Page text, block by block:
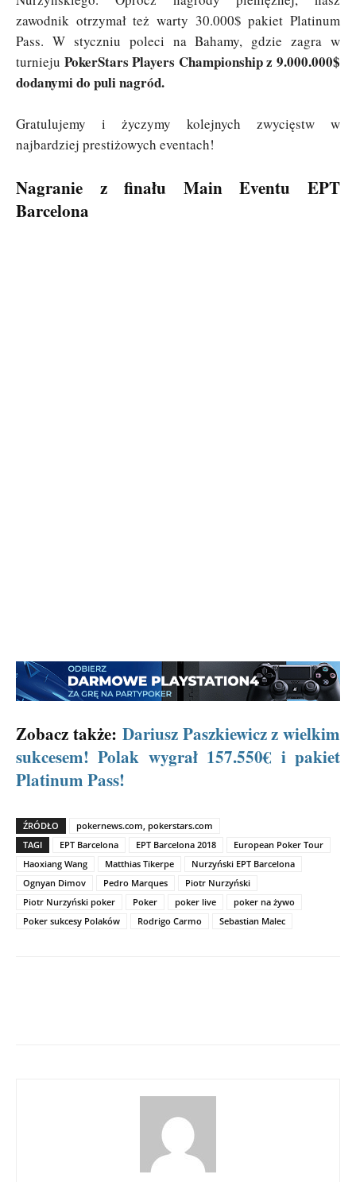
zawodnik otrzymał też warty 30.000$ pakiet Platinum
Pass. W styczniu poleci na Bahamy, gdzie zagra w
turnieju PokerStars Players Championshipz 9.000.000$
dodanymi do puli nagród.
Gratulujemy i życzymy kolejnych zwycięstw w
najbardziej prestiżowych eventach!
Nagranie z finału Main Eventu EPT
Barcelona
Zobacz także: Dariusz Paszkiewicz z wielkim
sukcesem! Polak wygrał 157.550€ i pakiet
Platinum Pass!
ŹRÓDŁO
pokernews.com, pokerstars.com
TAGI
EPT Barcelona EPT Barcelona 2018
European Poker Tour
Haoxiang Wang
Matthias Tikerpe
Nurzyński EPT Barcelona
Ognyan Dimov
Pedro Marques
Piotr Nurzyński
Piotr Nurzyński poker
Poker poker live
poker na żywo
Poker sukcesy Polaków
Rodrigo Carmo Sebastian Malec